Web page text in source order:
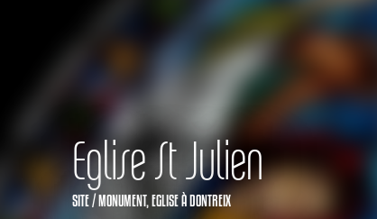
Eglise St Julien
SITE / MONUMENT, EGLISEÀ DONTREIX